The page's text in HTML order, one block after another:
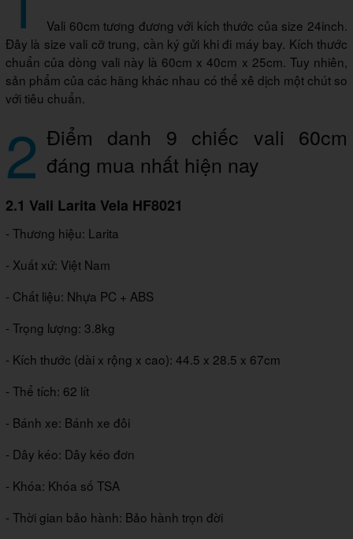
Vali 60cm tương đương với kích thước của size 24inch.
Đây là size vali cỡ trung, cần ký gửi khi đi máy bay. Kích thước
chuẩn của dòng vali này là 60cm x 40cm x 25cm. Tuy nhiên,
sản phẩm của các hãng khác nhau có thể xê dịch một chút so
với tiêu chuẩn.
2 Điểm danh 9 chiếc vali 60cm
đáng mua nhất hiện nay
2.1 Vali Larita Vela HF8021
- Thương hiệu: Larita
- Xuất xứ: Việt Nam
- Chất liệu: Nhựa PC + ABS
- Trọng lượng: 3.8kg
- Kích thước (dài x rộng x cao): 44.5 x 28.5 x 67cm
- Thể tích: 62 lít
- Bánh xe: Bánh xe đôi
- Dây kéo: Dây kéo đơn
- Khóa: Khóa số TSA
- Thời gian bảo hành: Bảo hành trọn đời